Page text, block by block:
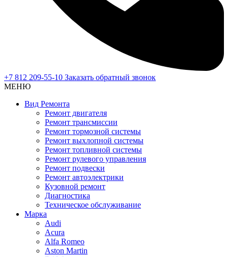
+7 812 209-55-10 Заказать обратный звонок
МЕНЮ
Вид Ремонта
Ремонт двигателя
Ремонт трансмиссии
Ремонт тормозной системы
Ремонт выхлопной системы
Ремонт топливной системы
Ремонт рулевого управления
Ремонт подвески
Ремонт автоэлектрики
Кузовной ремонт
Диагностика
Техническое обслуживание
Марка
Audi
Acura
Alfa Romeo
Aston Martin